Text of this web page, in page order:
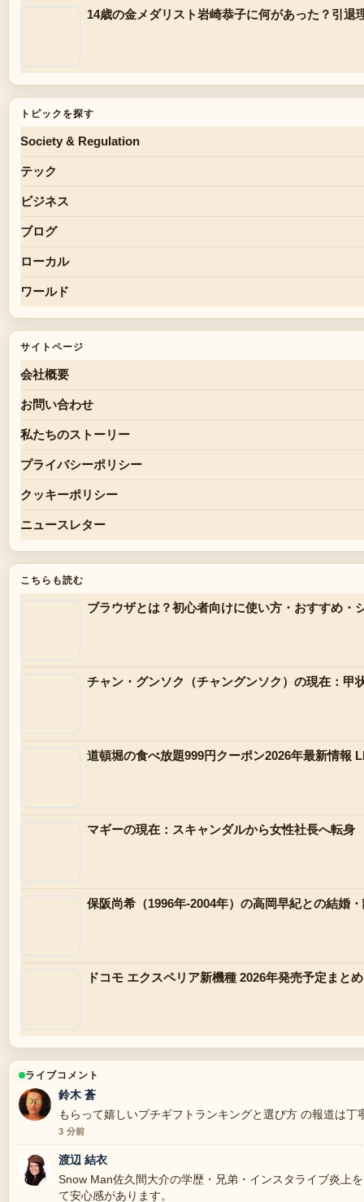
14歳の金メダリスト岩崎恭子に何があった？引
トピックを探す
Society & Regulation
テック
ビジネス
ブログ
ローカル
ワールド
サイトページ
会社概要
お問い合わせ
私たちのストーリー
プライバシーポリシー
クッキーポリシー
ニュースレター
こちらも読む
ブラウザとは？初心者向けに使い方・おすすめ・
チャン・グンソク（チャングンソク）の現在：甲
道頓堀の食べ放題999円クーポン2026年最新情報
マギーの現在：スキャンダルから女性社長へ転身
保阪尚希（1996年-2004年）の高岡早紀との結婚
ドコモ エクスペリア新機種 2026年発売予定まと
ライブコメント
鈴木 蒼
もらって嬉しいプチギフトランキングと選び方 の報道は丁
3 分前
渡辺 結衣
Snow Man佐久間大介の学歴・兄弟・インスタライブ炎上
て安心感があります。